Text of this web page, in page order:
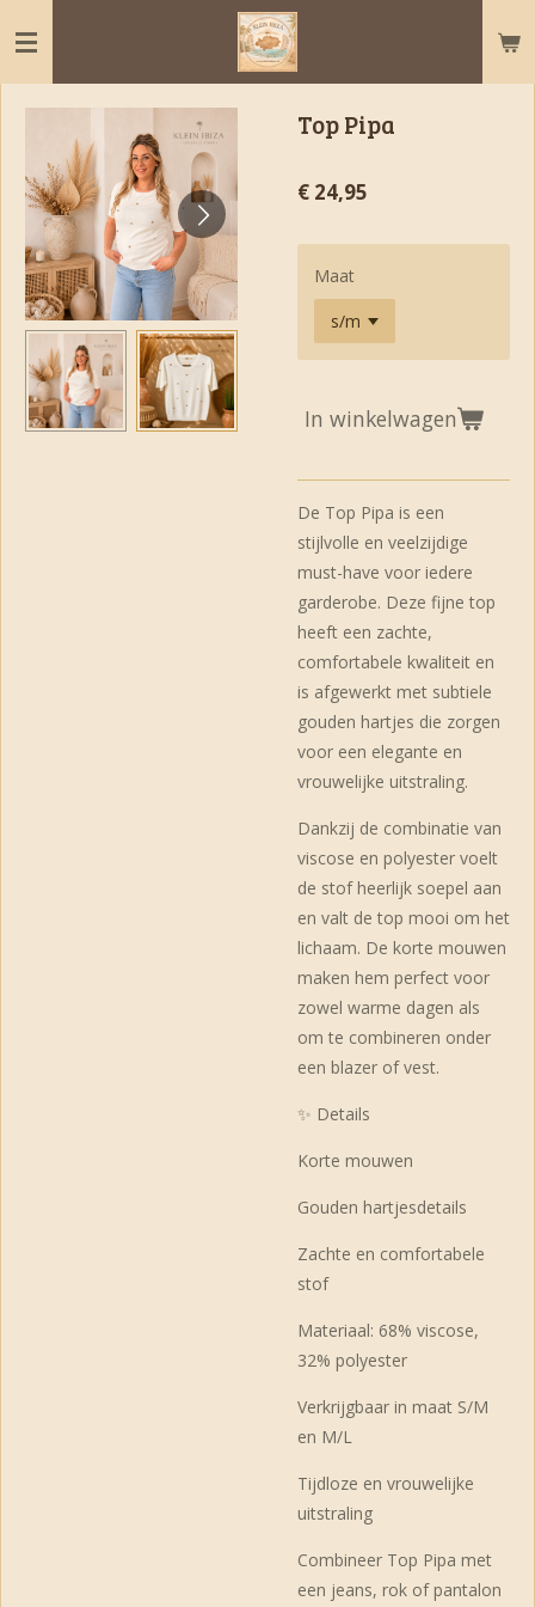
direct
naar
hoofdinhoud
Top Pipa
€ 24,95
Maat
In winkelwagen
De Top Pipa is een
stijlvolle en veelzijdige
must-have voor iedere
garderobe. Deze fijne top
heeft een zachte,
comfortabele kwaliteit en
is afgewerkt met subtiele
gouden hartjes die zorgen
voor een elegante en
vrouwelijke uitstraling.
Dankzij de combinatie van
viscose en polyester voelt
de stof heerlijk soepel aan
en valt de top mooi om het
lichaam. De korte mouwen
maken hem perfect voor
zowel warme dagen als
om te combineren onder
een blazer of vest.
✨ Details
Korte mouwen
Gouden hartjesdetails
Zachte en comfortabele
stof
Materiaal: 68% viscose,
32% polyester
Verkrijgbaar in maat S/M
en M/L
Tijdloze en vrouwelijke
uitstraling
Combineer Top Pipa met
een jeans, rok of pantalon